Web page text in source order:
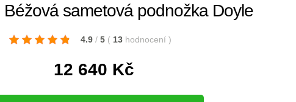
sametová podnožka Doyle
4.9 / 5 ( 13 hodnocení )
12 640 Kč